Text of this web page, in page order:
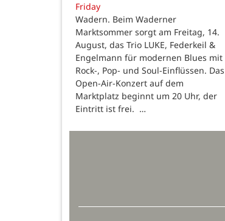
Friday
Wadern. Beim Waderner
Marktsommer sorgt am Freitag, 14.
August, das Trio LUKE, Federkeil &
Engelmann für modernen Blues mit
Rock-, Pop- und Soul-Einflüssen. Das
Open-Air-Konzert auf dem
Marktplatz beginnt um 20 Uhr, der
Eintritt ist frei. …